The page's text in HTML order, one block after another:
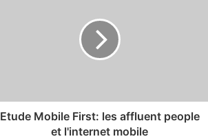
Etude Mobile First: les affluent people
et l'internet mobile